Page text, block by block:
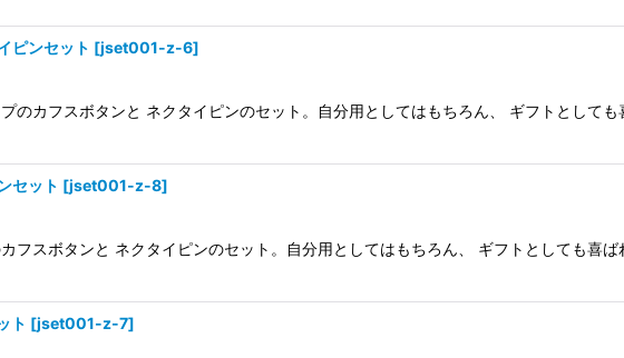
ピンセット [jset001-z-6]
のカフスボタンと ネクタイピンのセット。自分用としてはもちろん、 ギフトとして
セット [jset001-z-8]
フスボタンと ネクタイピンのセット。自分用としてはもちろん、 ギフトとしても喜
ト [jset001-z-7]